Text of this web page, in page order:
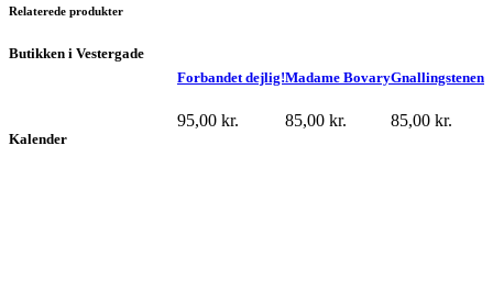
Relaterede produkter
Gnallingstenen
85,00 kr.
Madame Bovary
85,00 kr.
Forbandet dejlig!
95,00 kr.
Butikken i Vestergade
Kalender